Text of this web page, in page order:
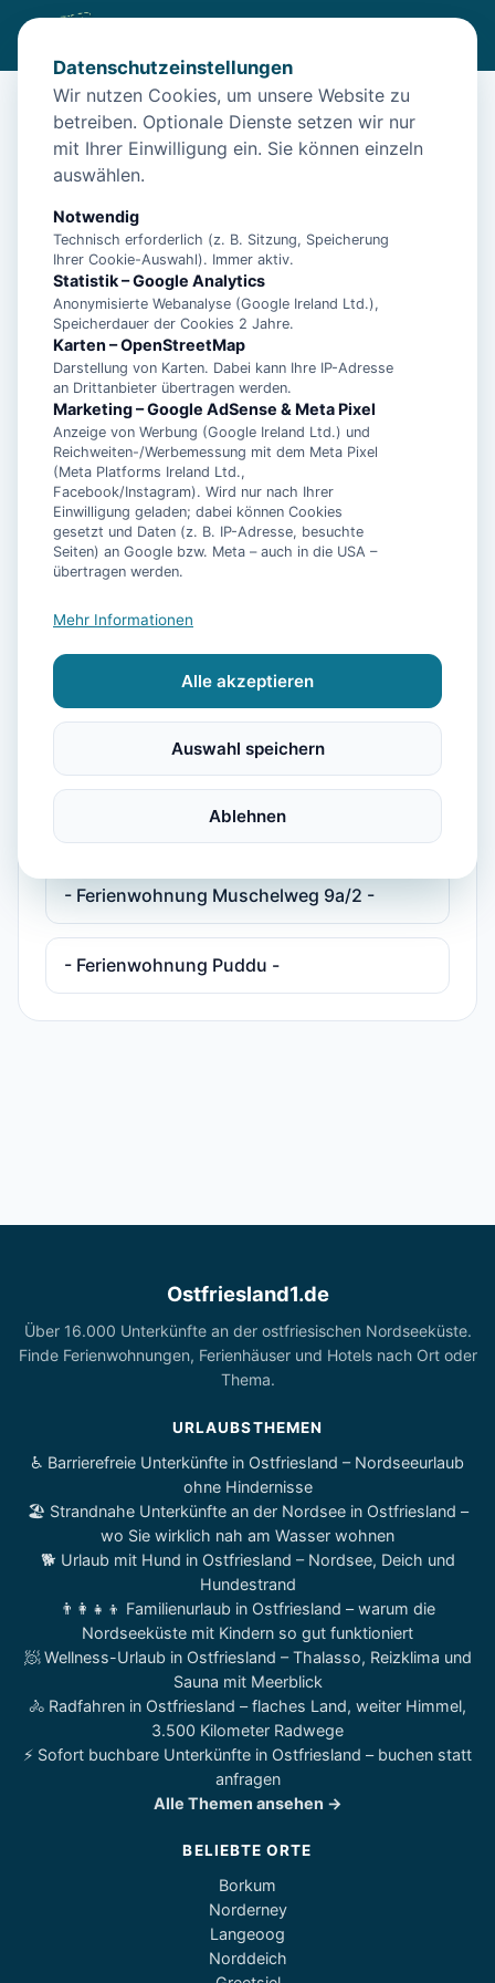
Diese Unterkunft ist aktuell nicht
buchbar
Unterkünfte in der Nähe
Ferienwohnung Dünenrose
Norddeicher Perle 2
- Ferienhaus Bühler Quetsch -
- Ferienhaus Pelikan -
- Ferienhaus Plesse -
- Ferienhaus Plesse 2 -
- Ferienwohnung Deichkind -
- Ferienwohnung Maja -
- Ferienwohnung Muschelweg 9a/2 -
- Ferienwohnung Puddu -
Ostfriesland1.de
Über 16.000 Unterkünfte an der ostfriesischen Nordseeküste.
Finde Ferienwohnungen, Ferienhäuser und Hotels nach Ort oder
Thema.
URLAUBSTHEMEN
♿ Barrierefreie Unterkünfte in Ostfriesland – Nordseeurlaub
ohne Hindernisse
🏖️ Strandnahe Unterkünfte an der Nordsee in Ostfriesland –
wo Sie wirklich nah am Wasser wohnen
🐕 Urlaub mit Hund in Ostfriesland – Nordsee, Deich und
Hundestrand
👨‍👩‍👧‍👦 Familienurlaub in Ostfriesland – warum die
Nordseeküste mit Kindern so gut funktioniert
🧖 Wellness-Urlaub in Ostfriesland – Thalasso, Reizklima und
Sauna mit Meerblick
🚴 Radfahren in Ostfriesland – flaches Land, weiter Himmel,
3.500 Kilometer Radwege
⚡ Sofort buchbare Unterkünfte in Ostfriesland – buchen statt
anfragen
Alle Themen ansehen →
BELIEBTE ORTE
Borkum
Norderney
Langeoog
Norddeich
Datenschutzeinstellungen
Wir nutzen Cookies, um unsere Website zu
betreiben. Optionale Dienste setzen wir nur
mit Ihrer Einwilligung ein. Sie können einzeln
auswählen.
Notwendig
Technisch erforderlich (z. B. Sitzung, Speicherung
Ihrer Cookie-Auswahl). Immer aktiv.
Statistik – Google Analytics
Anonymisierte Webanalyse (Google Ireland Ltd.),
Speicherdauer der Cookies 2 Jahre.
Karten – OpenStreetMap
Darstellung von Karten. Dabei kann Ihre IP-Adresse
an Drittanbieter übertragen werden.
Marketing – Google AdSense & Meta Pixel
Anzeige von Werbung (Google Ireland Ltd.) und
Reichweiten-/Werbemessung mit dem Meta Pixel
(Meta Platforms Ireland Ltd.,
Facebook/Instagram). Wird nur nach Ihrer
Einwilligung geladen; dabei können Cookies
gesetzt und Daten (z. B. IP-Adresse, besuchte
Seiten) an Google bzw. Meta – auch in die USA –
übertragen werden.
Mehr Informationen
Alle akzeptieren
Auswahl speichern
Ablehnen